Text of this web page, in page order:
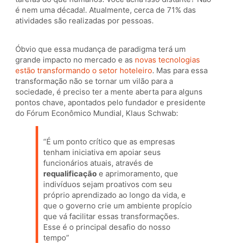
é nem uma década!. Atualmente, cerca de 71% das
atividades são realizadas por pessoas.
Óbvio que essa mudança de paradigma terá um
grande impacto no mercado e as novas tecnologias
estão transformando o setor hoteleiro. Mas para essa
transformação não se tornar um vilão para a
sociedade, é preciso ter a mente aberta para alguns
pontos chave, apontados pelo fundador e presidente
do Fórum Econômico Mundial, Klaus Schwab:
“É um ponto crítico que as empresas
tenham iniciativa em apoiar seus
funcionários atuais, através de
requalificação e aprimoramento, que
indivíduos sejam proativos com seu
próprio aprendizado ao longo da vida, e
que o governo crie um ambiente propício
que vá facilitar essas transformações.
Esse é o principal desafio do nosso
tempo”